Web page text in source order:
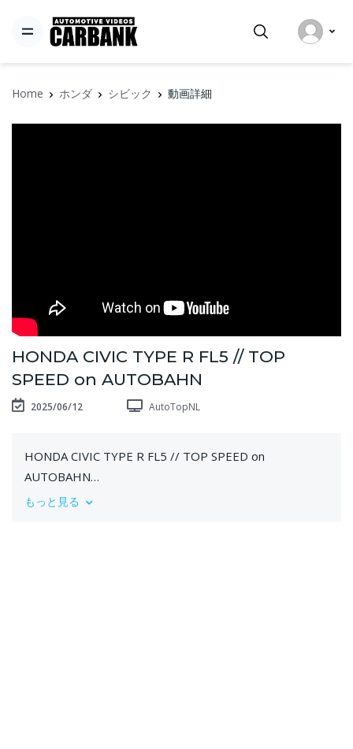
Home ホンダ シビック 動画詳細
HONDA CIVIC TYPE R FL5 // TOP
SPEED on AUTOBAHN
2025/06/12 AutoTopNL
HONDA CIVIC TYPE R FL5 // TOP SPEED on
AUTOBAHN
もっと見る